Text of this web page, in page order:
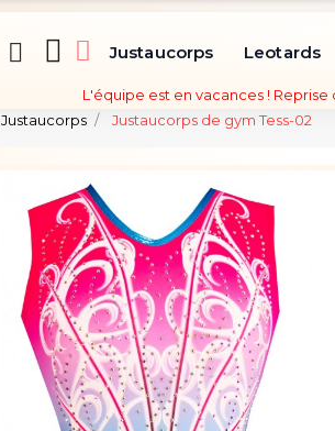
Justaucorps Leotards
L'équipe est en vacances !
Justaucorps Justaucorps de gym Tess-02